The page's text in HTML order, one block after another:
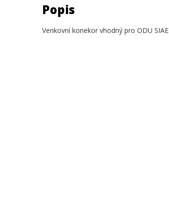
Popis
Venkovní konekor vhodný pro ODU SIAE